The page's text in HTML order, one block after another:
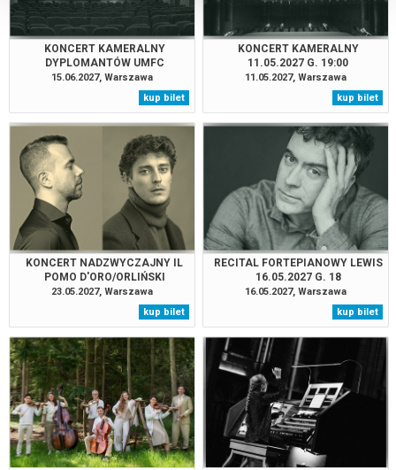
KONCERT KAMERALNY
DYPLOMANTÓW UMFC
15.06.2027 G. 19:00
15.06.2027, Warszawa
kup bilet
KONCERT KAMERALNY
11.05.2027 G. 19:00
11.05.2027, Warszawa
kup bilet
KONCERT NADZWYCZAJNY IL
POMO D'ORO/ORLIŃSKI
23.05.2027 G. 18
23.05.2027, Warszawa
kup bilet
RECITAL FORTEPIANOWY LEWIS
16.05.2027 G. 18
16.05.2027, Warszawa
kup bilet